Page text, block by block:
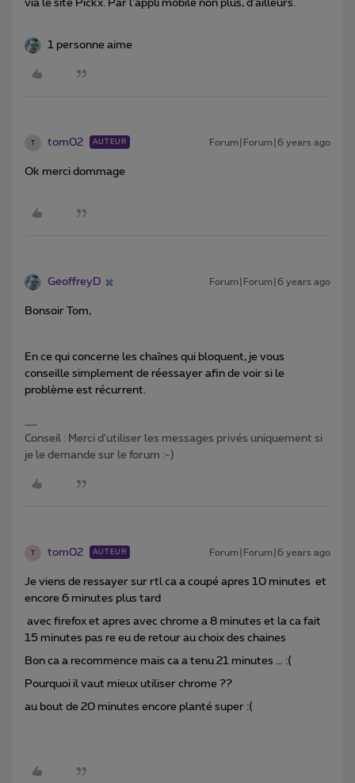
via le site Pickx. Par l'appli mobile non plus, d'ailleurs.
1 personne aime
T tom02 AUTEUR Forum|Forum|6 years ago
Ok merci dommage
GeoffreyD Forum|Forum|6 years ago
Bonsoir Tom,
En ce qui concerne les chaînes qui bloquent, je vous
conseille simplement de réessayer afin de voir si le
problème est récurrent.
Conseil : Merci d'utiliser les messages privés uniquement si
je le demande sur le forum :-)
T tom02 AUTEUR Forum|Forum|6 years ago
Je viens de ressayer sur rtl ca a coupé apres 10 minutes et
encore 6 minutes plus tard
avec firefox et apres avec chrome a 8 minutes et la ca fait
15 minutes pas re eu de retour au choix des chaines
Bon ca a recommence mais ca a tenu 21 minutes … :(
Pourquoi il vaut mieux utiliser chrome ??
au bout de 20 minutes encore planté super :(